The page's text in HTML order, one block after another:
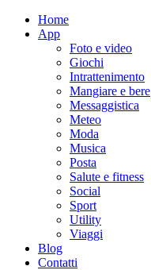
Home
App
Foto e video
Giochi
Intrattenimento
Mangiare e bere
Messaggistica
Meteo
Moda
Musica
Posta
Salute e fitness
Social
Sport
Utility
Viaggi
Blog
Contatti